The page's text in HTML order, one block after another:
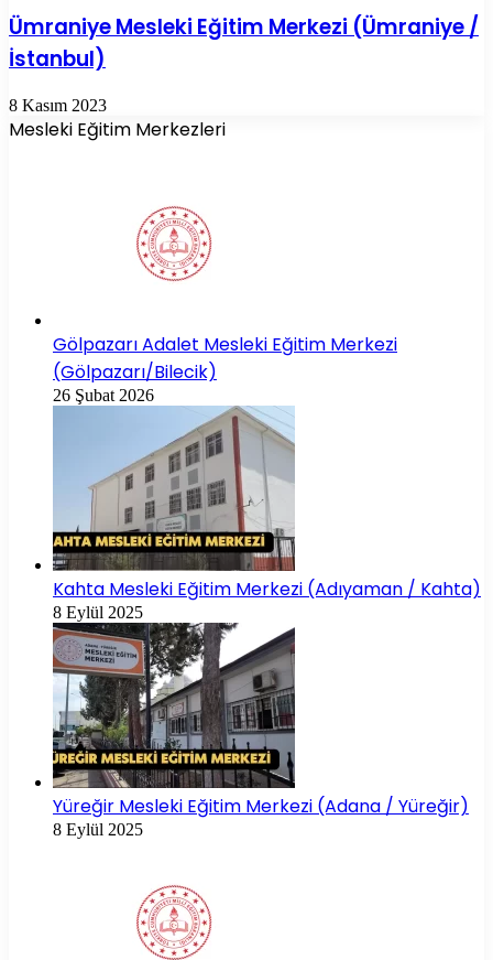
Ümraniye Mesleki Eğitim Merkezi (Ümraniye /
İstanbul)
8 Kasım 2023
Mesleki Eğitim Merkezleri
Gölpazarı Adalet Mesleki Eğitim Merkezi
(Gölpazarı/Bilecik)
26 Şubat 2026
Kahta Mesleki Eğitim Merkezi (Adıyaman / Kahta)
8 Eylül 2025
Yüreğir Mesleki Eğitim Merkezi (Adana / Yüreğir)
8 Eylül 2025